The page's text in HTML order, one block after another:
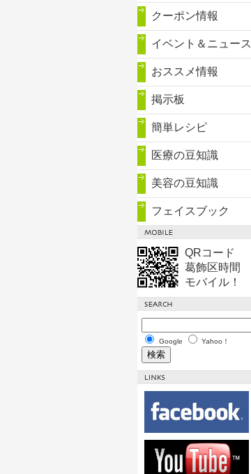
クーポン情報
イベント＆ニュース
おススメ情報
掲示板
簡単レシピ
医療の豆知識
美容の豆知識
フェイスブック
QRコード
葛飾区時間
モバイル！
Google Yahoo！